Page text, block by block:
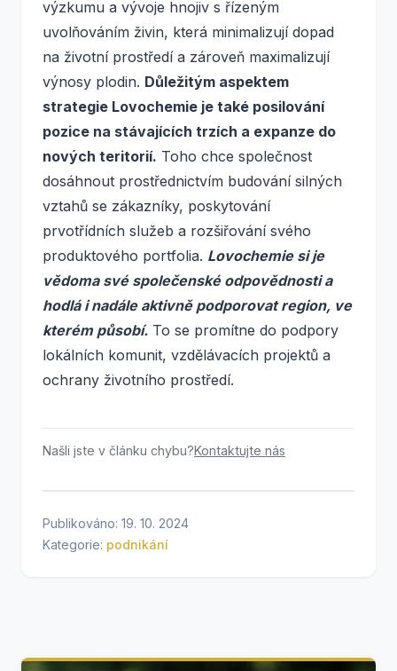
výzkumu a vývoje hnojiv s řízeným
uvolňováním živin, která minimalizují dopad
na životní prostředí a zároveň maximalizují
výnosy plodin. Důležitým aspektem
strategie Lovochemie je také posilování
pozice na stávajících trzích a expanze do
nových teritorií. Toho chce společnost
dosáhnout prostřednictvím budování silných
vztahů se zákazníky, poskytování
prvotřídních služeb a rozšiřování svého
produktového portfolia. Lovochemie si je
vědoma své společenské odpovědnosti a
hodlá i nadále aktivně podporovat region, ve
kterém působí. To se promítne do podpory
lokálních komunit, vzdělávacích projektů a
ochrany životního prostředí.
Našli jste v článku chybu?Kontaktujte nás
Publikováno: 19. 10. 2024
Kategorie: podnikání